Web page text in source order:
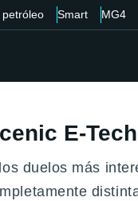
Smart MG4
E-
duelos más